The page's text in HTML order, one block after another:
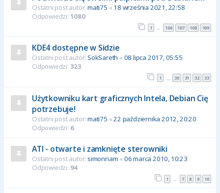
Ostatni post autor: mati75 « 18 września 2021, 22:58
Odpowiedzi: 1080
1 … 106 107 108 109
KDE4 dostępne w Sidzie
Ostatni post autor: SokSareth « 08 lipca 2017, 05:55
Odpowiedzi: 323
1 … 30 31 32 33
Użytkowniku kart graficznych Intela, Debian Cię
potrzebuje!
Ostatni post autor: mati75 «22 października 2012, 20:20
Odpowiedzi: 6
ATI - otwarte i zamknięte sterowniki
Ostatni post autor: simonnam « 06 marca 2010, 10:23
Odpowiedzi: 94
1 … 7 8 9 10